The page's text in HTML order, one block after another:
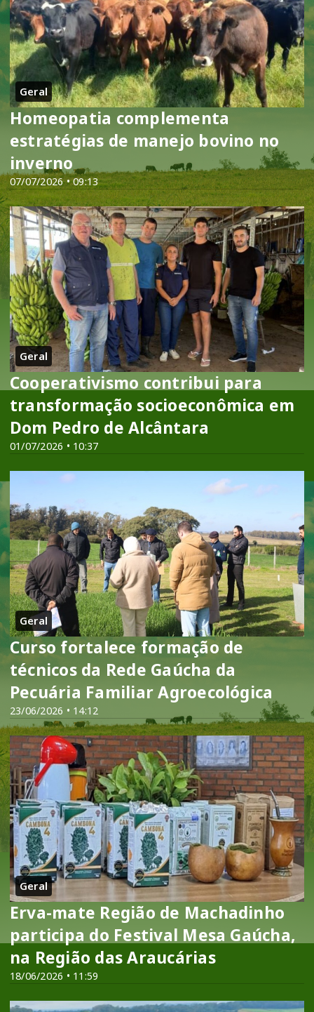
Geral
07/07/2026 • 09:13
Homeopatia complementa
estratégias de manejo bovino no
inverno
Geral
01/07/2026 • 10:37
Cooperativismo contribui para
transformação socioeconômica em
Dom Pedro de Alcântara
Geral
23/06/2026 • 14:12
Curso fortalece formação de
técnicos da Rede Gaúcha da
Pecuária Familiar Agroecológica
Geral
18/06/2026 • 11:59
Erva-mate Região de Machadinho
participa do Festival Mesa Gaúcha,
na Região das Araucárias